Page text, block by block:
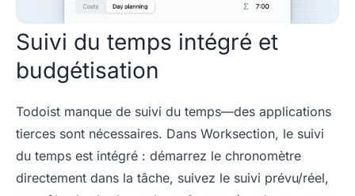
Suivi du temps intégré et
budgétisation
Todoist manque de suivi du temps—des applications
tierces sont nécessaires. Dans Worksection, le suivi
du temps est intégré : démarrez le chronomètre
directement dans la tâche, suivez le suivi prévu/réel,